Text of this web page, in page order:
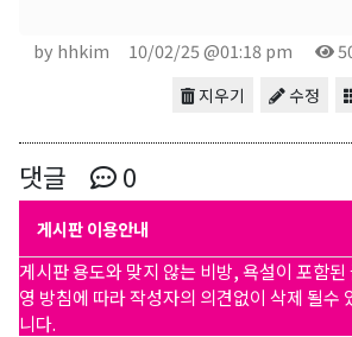
by hhkim 10/02/25 @01:18 pm
수정
지우기
댓글 0
게시판 이용안내
게시판 용도와 맞지 않는 비방, 욕설이 포함
영 방침에 따라 작성자의 의견없이 삭제 될수
니다.